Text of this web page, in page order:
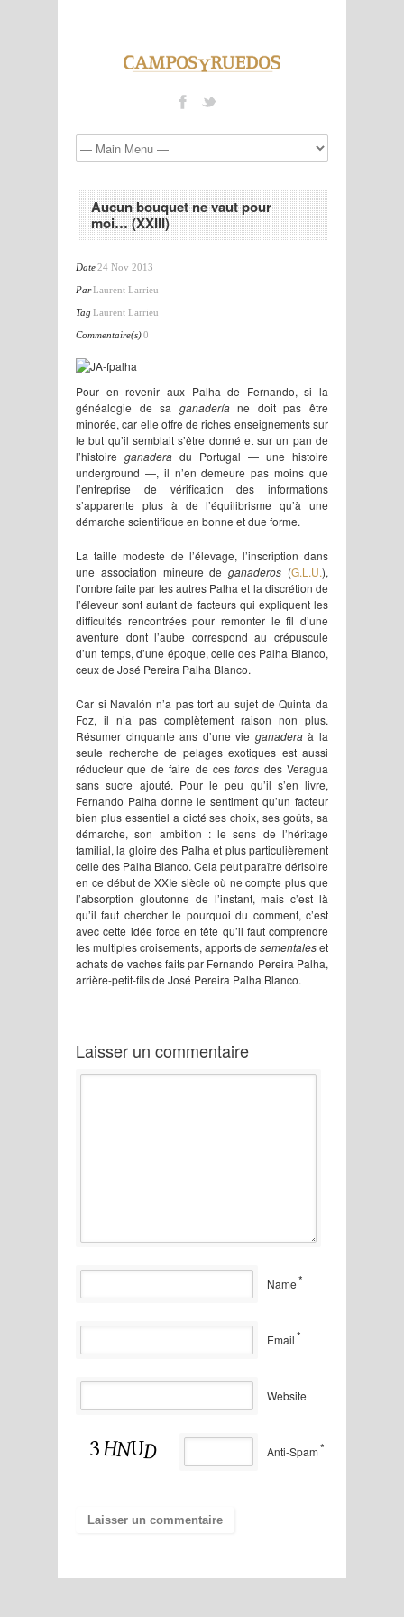
Aucun bouquet ne vaut pour
moi… (XXIII)
Date24 Nov 2013
ParLaurent Larrieu
Tag Laurent Larrieu
Commentaire(s)0
Pour en revenir aux Palha de Fernando, si la
généalogie de sa ganaderíane doit pas être
minorée, car elle offre de riches enseignements sur
le but qu’il semblait s’être donné et sur un pan de
l’histoire ganadera du Portugal — une histoire
underground —, il n’en demeure pas moins que
l’entreprise de vérification des informations
s’apparente plus à de l’équilibrisme qu’à une
démarche scientifique en bonne et due forme.
La taille modeste de l’élevage, l’inscription dans
une association mineure deganaderos (G.L.U.),
l’ombre faite par les autres Palha et la discrétion de
l’éleveur sont autant de facteurs qui expliquent les
difficultés rencontrées pour remonter le fil d’une
aventure dont l’aube correspond au crépuscule
d’un temps, d’une époque, celle des Palha Blanco,
ceux de José Pereira Palha Blanco.
Car si Navalón n’a pas tort au sujet de Quinta da
Foz, il n’a pas complètement raison non plus.
Résumer cinquante ans d’une vie ganaderaà la
seule recherche de pelages exotiques est aussi
réducteur que de faire de cestoros des Veragua
sans sucre ajouté. Pour le peu qu’il s’en livre,
Fernando Palha donne le sentiment qu’un facteur
bien plus essentiel a dicté ses choix, ses goûts, sa
démarche, son ambition : le sens de l’héritage
familial, la gloire des Palha et plus particulièrement
celle des Palha Blanco. Cela peut paraître dérisoire
en ce début de XXIe siècle où ne compte plus que
l’absorption gloutonne de l’instant, mais c’est là
qu’il faut chercher le pourquoi du comment, c’est
avec cette idée force en tête qu’il faut comprendre
les multiples croisements, apports de sementaleset
achats de vaches faits par Fernando Pereira Palha,
arrière-petit-fils de José Pereira Palha Blanco.
Laisser un commentaire
Name*
Email*
Website
Anti-Spam*